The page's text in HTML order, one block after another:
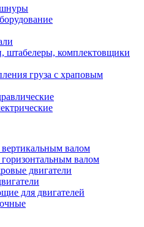
штабелеры, комплектовщики
груза с храповым
вертикальным валом
горизонтальным валом
двигатели
для двигателей